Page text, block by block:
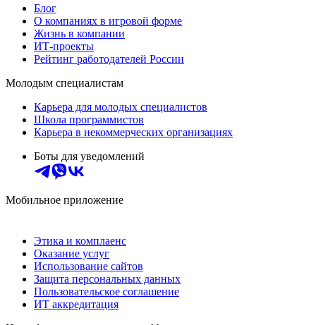
Блог
О компаниях в игровой форме
Жизнь в компании
ИТ-проекты
Рейтинг работодателей России
Молодым специалистам
Карьера для молодых специалистов
Школа программистов
Карьера в некоммерческих организациях
Боты для уведомлений
Мобильное приложение
Этика и комплаенс
Оказание услуг
Использование сайтов
Защита персональных данных
Пользовательское соглашение
ИТ аккредитация